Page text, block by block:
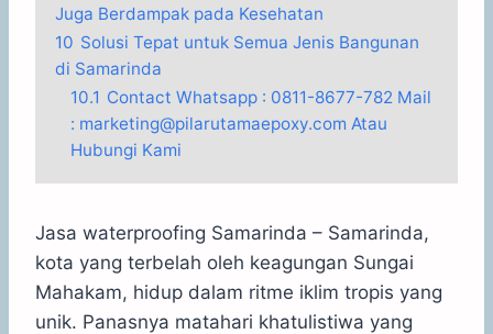
Juga Berdampak pada Kesehatan
10 Solusi Tepat untuk Semua Jenis Bangunan
di Samarinda
10.1 Contact Whatsapp : 0811-8677-782 Mail
: marketing@pilarutamaepoxy.com Atau
Hubungi Kami
Jasa waterproofing Samarinda – Samarinda,
kota yang terbelah oleh keagungan Sungai
Mahakam, hidup dalam ritme iklim tropis yang
unik. Panasnya matahari khatulistiwa yang